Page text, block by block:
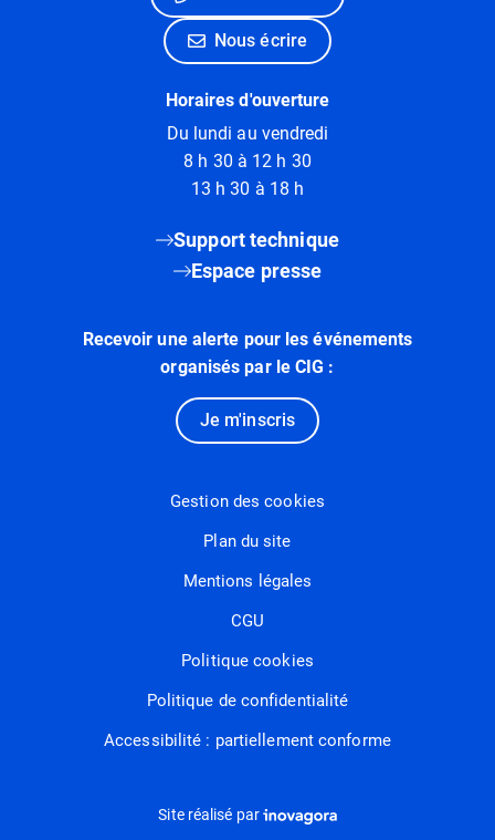
Nous écrire
Horaires d'ouverture
Du lundi au vendredi
8 h 30 à 12 h 30
13 h 30 à 18 h
Support technique
Espace presse
Recevoir une alerte pour les événements
organisés par le CIG :
Je m'inscris
Gestion des cookies
Plan du site
Mentions légales
CGU
Politique cookies
Politique de confidentialité
Accessibilité : partiellement conforme
Site réalisé parInovagora (ouverture dans un